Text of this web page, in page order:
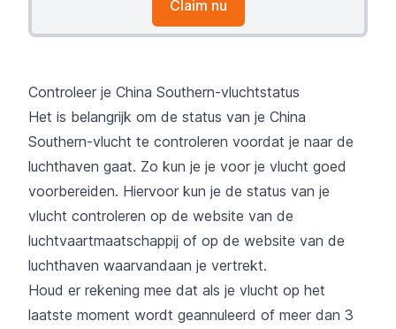
Claim nu
Controleer je China Southern-vluchtstatus
Het is belangrijk om de status van je China
Southern-vlucht te controleren voordat je naar de
luchthaven gaat. Zo kun je je voor je vlucht goed
voorbereiden. Hiervoor kun je de status van je
vlucht controleren op de website van de
luchtvaartmaatschappij of op de website van de
luchthaven waarvandaan je vertrekt.
Houd er rekening mee dat als je vlucht op het
laatste moment wordt geannuleerd of meer dan 3